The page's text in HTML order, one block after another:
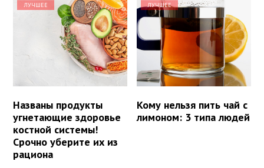
ЛУЧШЕЕ
Названы продукты
угнетающие здоровье
костной системы!
Срочно уберите их из
рациона
ЛУЧШЕЕ
Кому нельзя пить чай с
лимоном: 3 типа людей